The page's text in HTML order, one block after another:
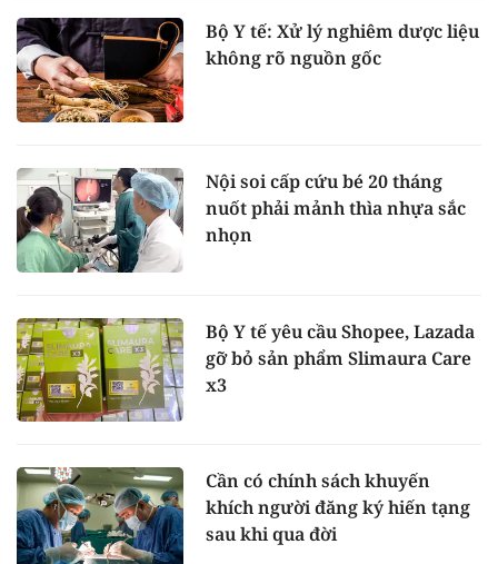
Bộ Y tế: Xử lý nghiêm dược liệu
không rõ nguồn gốc
Nội soi cấp cứu bé 20 tháng
nuốt phải mảnh thìa nhựa sắc
nhọn
Bộ Y tế yêu cầu Shopee, Lazada
gỡ bỏ sản phẩm Slimaura Care
x3
Cần có chính sách khuyến
khích người đăng ký hiến tạng
sau khi qua đời